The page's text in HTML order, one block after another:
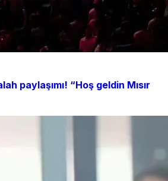
paylaşımı! “Hoş geldin Mısır